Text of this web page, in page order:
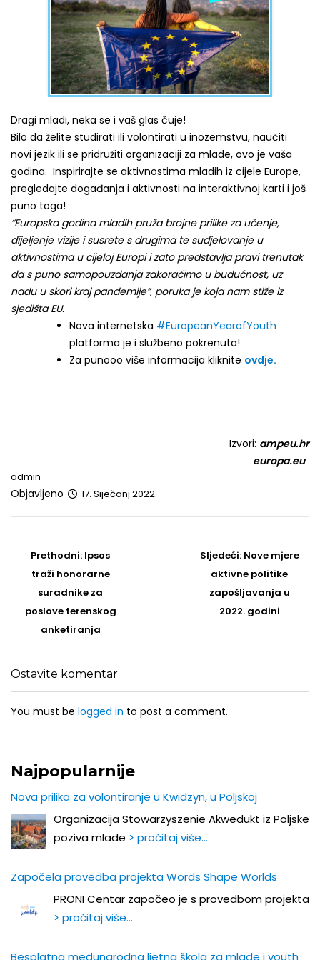
Dragi mladi, neka se i vaš glas čuje!
Bilo da želite studirati ili volontirati u inozemstvu, naučiti
novi jezik ili se pridružiti organizaciji za mlade, ovo je vaša
godina. Inspirirajte se aktivnostima mladih iz cijele Europe,
pregledajte događanja i aktivnosti na interaktivnoj karti i još
puno toga!
“Europska godina mladih pruža brojne prilike za učenje,
dijeljenje vizije i susrete s drugima te sudjelovanje u
aktivnostima u cijeloj Europi i zato predstavlja pravi trenutak
da s puno samopouzdanja zakoračimo u budućnost, uz
nadu u skori kraj pandemije”, poruka je koja nam stiže iz
sjedišta EU.
Nova internetska #EuropeanYearofYouth
platforma je i službeno pokrenuta!
Za punooo više informacija kliknite ovdje.
Izvori: ampeu.hr
europa.eu
admin
Objavljeno 17. Siječanj 2022.
navigation
Prethodni: Prethodni
post
Ipsos
traži honorarne
suradnike za
poslove terenskog
anketiranja
Sljedeći: Sljedeći
Post
Nove mjere
aktivne politike
zapošljavanja u
2022. godini
Ostavite komentar
You must be logged in to post a comment.
Najpopularnije
Nova prilika za volontiranje u Kwidzyn, u Poljskoj
Organizacija Stowarzyszenie Akwedukt iz Poljske
poziva mlade > pročitaj više…
Započela provedba projekta Words Shape Worlds
PRONI Centar započeo je s provedbom projekta
> pročitaj više…
Besplatna međunarodna ljetna škola za mlade i youth